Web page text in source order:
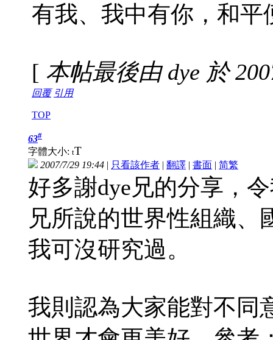
有我、我中有你，和平
[ 本帖最後由 dye 於
回覆 引用
TOP
63#
字體大小: tT
2007/7/29 19:44 | 只看該作者 | 翻譯 | 書面 | 简繁
好多謝dye兄的分享，
兄所說的世界性組織、
我可沒研究過。
我則認為大家能對不同